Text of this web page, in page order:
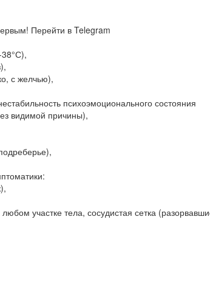
Перейти в Telegram
с желчью),
психоэмоционального состояния
видимой причины),
участке тела, сосудистая сетка